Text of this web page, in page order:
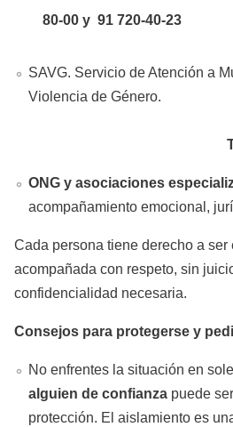
80-00 y 91 720-40-23
SAVG. Servicio de Atención a
Violencia
ONG y asociaciones
acompañamiento emocional,
Cada persona tiene derecho a ser
acompañada con respeto, sin
confidencialidad necesaria.
Consejos para protegerse y
No enfrentes la situación en
alguien de confianza puede
protección. El aislamiento es